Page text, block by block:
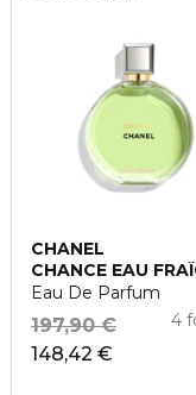
CHANEL
CHANCE EAU
Eau De Parfum
148,42 €
197,90 € 4